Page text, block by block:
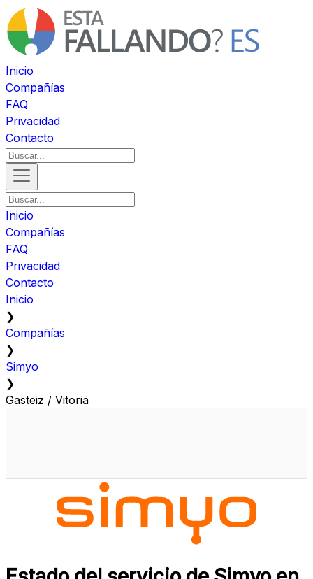
Inicio
Compañías
FAQ
Privacidad
Contacto
Inicio
Compañías
FAQ
Privacidad
Contacto
Inicio
❯
Compañías
❯
Simyo
❯
Gasteiz / Vitoria